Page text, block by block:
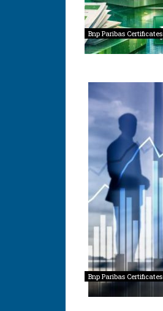
Bnp Paribas Certificates
Bnp Paribas Certificates